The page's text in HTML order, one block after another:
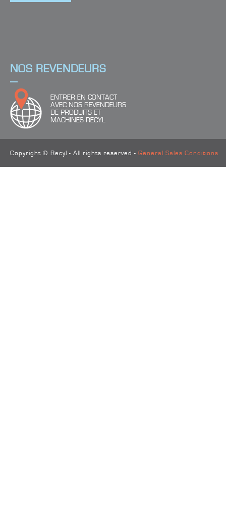
NOS REVENDEURS
ENTRER EN CONTACT
AVEC NOS REVENDEURS
DE PRODUITS ET
MACHINES RECYL
Copyright © Recyl - All rights reserved - General Sales Conditions